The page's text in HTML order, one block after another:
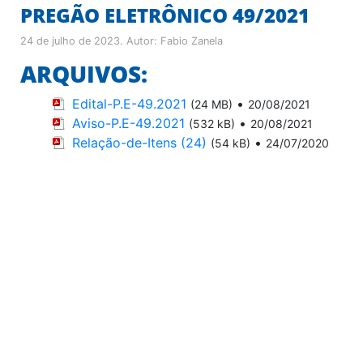
PREGÃO ELETRÔNICO 49/2021
24 de julho de 2023. Autor: Fabio Zanela
ARQUIVOS:
Edital-P.E-49.2021 (24 MB) • 20/08/2021
Aviso-P.E-49.2021 (532 kB) • 20/08/2021
Relação-de-Itens (24) (54 kB) • 24/07/2020